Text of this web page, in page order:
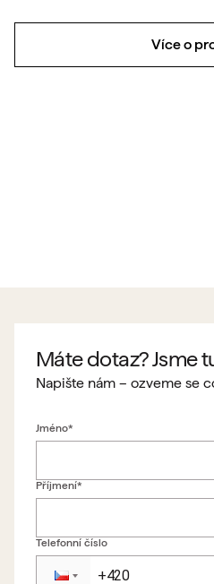
Více o
Máte dotaz? Jsme
Napište nám – ozveme se
Jméno*
Příjmení*
Telefonní číslo